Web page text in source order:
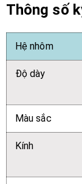
Thông số
Hệ nhôm
Độ dày
Màu sắc
Kính